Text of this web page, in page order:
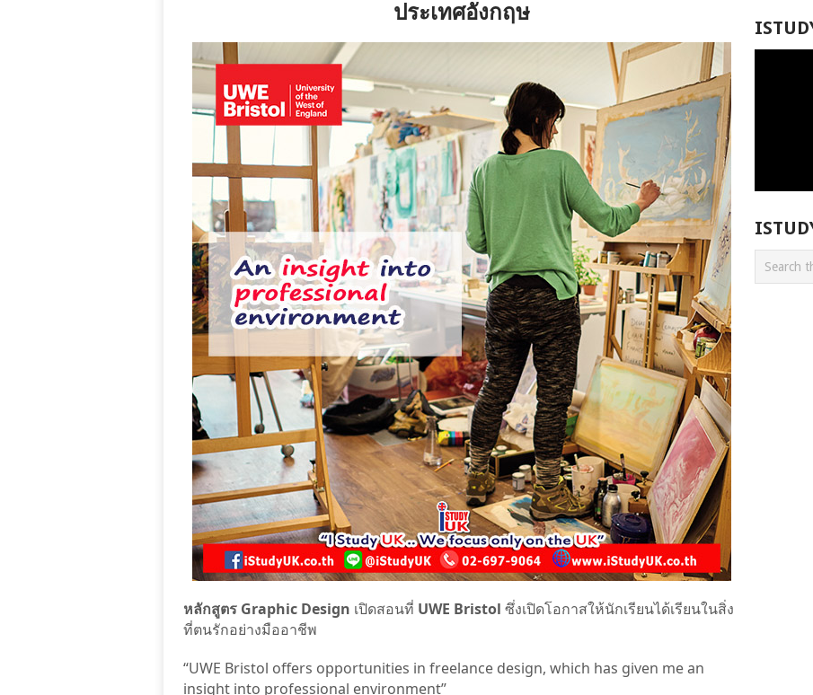
ประเทศอังกฤษ
หลักสูตร Graphic Design เปิดสอนที่ UWE Bristol ซึ่งเปิดโอกาสให้นักเรียนได้เรียนในสิ่ง
ที่ตนรักอย่างมืออาชีพ
“UWE Bristol offers opportunities in freelance design, which has given me an
insight into professional environment”